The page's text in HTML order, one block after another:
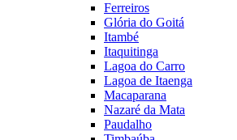
Ferreiros
Glória do Goitá
Itambé
Itaquitinga
Lagoa do Carro
Lagoa de Itaenga
Macaparana
Nazaré da Mata
Paudalho